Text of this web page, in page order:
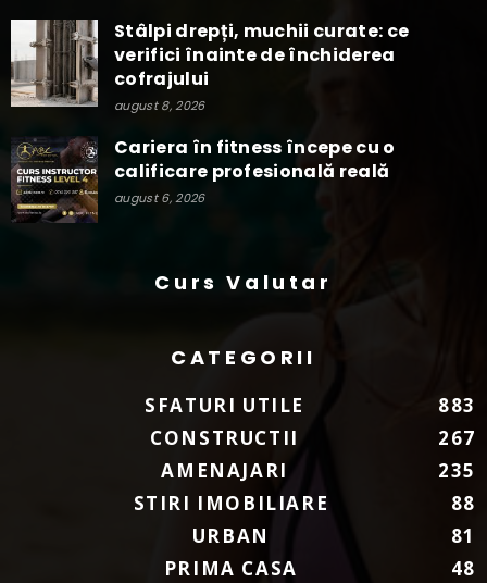
Stâlpi drepți, muchii curate: ce
verifici înainte de închiderea
cofrajului
august 8, 2026
Cariera în fitness începe cu o
calificare profesională reală
august 6, 2026
Curs Valutar
CATEGORII
SFATURI UTILE
883
CONSTRUCTII
267
AMENAJARI
235
STIRI IMOBILIARE
88
URBAN
81
PRIMA CASA
48